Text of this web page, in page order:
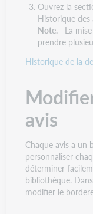
Ouvrez la
Historique des
Note. -La
prendre
Historique de la
avis
Chaque avis a un
personnaliser
déterminer
bibliothèque.
modifier le